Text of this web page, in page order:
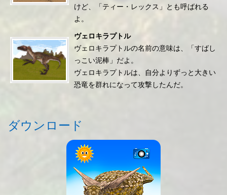
けど、「ティー・レックス」とも呼ばれる
よ。
ヴェロキラプトル
ヴェロキラプトルの名前の意味は、「すばし
っこい泥棒」だよ。
ヴェロキラプトルは、自分よりずっと大きい
恐竜を群れになって攻撃したんだ。
ダウンロード